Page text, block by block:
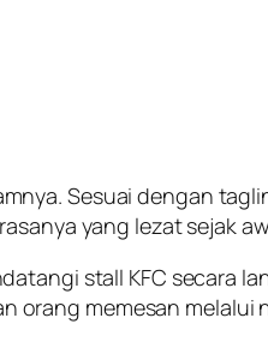
Sesuai dengan
yang lezat sejak
stall KFC secara
memesan melalui